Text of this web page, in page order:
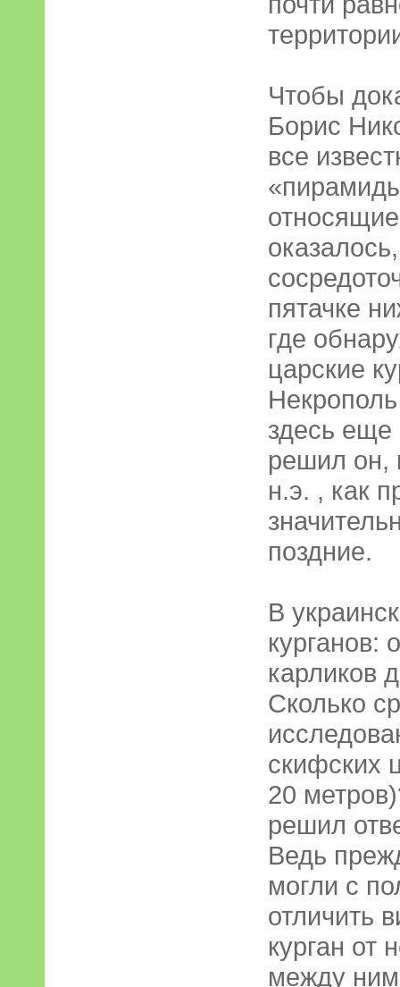
Чтобы
Борис
все
пятачке
где
царские
здесь еще
решил он,
н.э. , как
поздние.
В
курганов:
карликов
Сколько
скифских
20
решил
Ведь
могли с
отличить
курган от
между